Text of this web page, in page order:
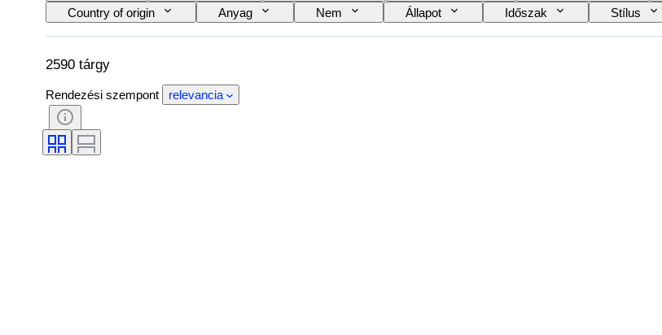
Country of origin
Anyag Nem Állapot Időszak Stílus
Korszak
Minta Inggallér mérete Tartozékok mellékelve Cipő méret
2590 tárgy
Rendezési szempont relevancia